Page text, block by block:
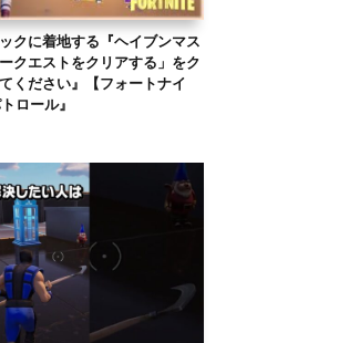
クに着地する『ヘイブンマス
クエストをクリアする」をク
ください』【フォートナイ
ロール』